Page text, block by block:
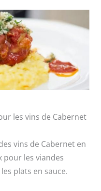
les vins de Cabernet
vins de Cabernet en
pour les viandes
plats en sauce.